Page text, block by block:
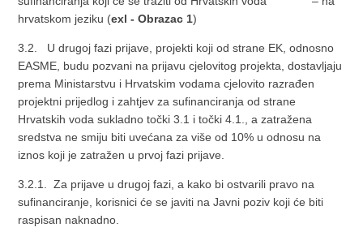
hrvatskom jeziku (exl - Obrazac 1)
3.2. U drugoj fazi prijave, projekti koji od strane EK, odnosno
EASME, budu pozvani na prijavu cjelovitog projekta, dostavljaju
prema Ministarstvu i Hrvatskim vodama cjelovito razrađen
projektni prijedlog i zahtjev za sufinanciranja od strane
Hrvatskih voda sukladno točki 3.1 i točki 4.1., a zatražena
sredstva ne smiju biti uvećana za više od 10% u odnosu na
iznos koji je zatražen u prvoj fazi prijave.
3.2.1. Za prijave u drugoj fazi, a kako bi ostvarili pravo na
sufinanciranje, korisnici će se javiti na Javni poziv koji će biti
raspisan naknadno.